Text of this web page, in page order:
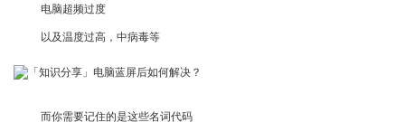
电脑超频过度
以及温度过高，中病毒等
而你需要记住的是这些名词代码